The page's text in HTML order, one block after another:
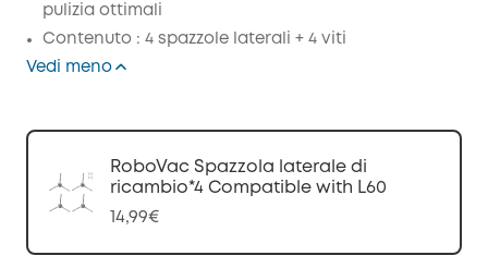
pulizia ottimali
Contenuto : 4 spazzole laterali + 4 viti
Vedi meno
RoboVac Spazzola laterale di
ricambio*4 Compatible with L60
14,99€